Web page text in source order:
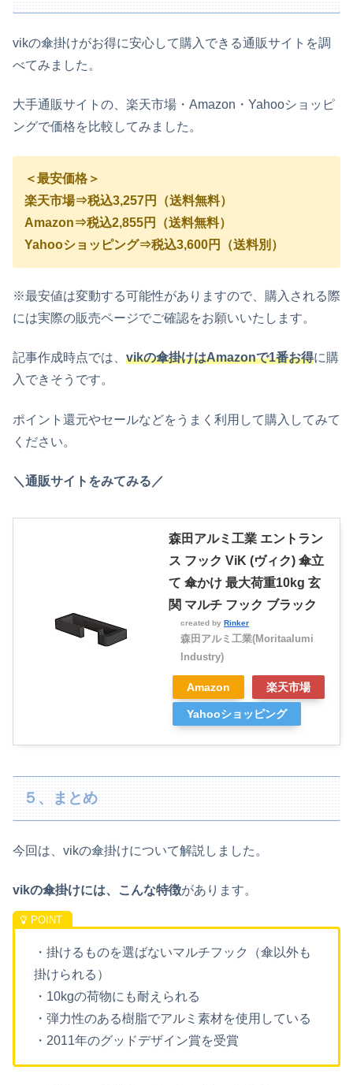
vikの傘掛けがお得に安心して購入できる通販サイトを調
べてみました。
大手通販サイトの、楽天市場・Amazon・Yahooショッピ
ングで価格を比較してみました。
＜最安価格＞
楽天市場⇒税込3,257円（送料無料）
Amazon⇒税込2,855円（送料無料）
Yahooショッピング⇒税込3,600円（送料別）
※最安値は変動する可能性がありますので、購入される際
には実際の販売ページでご確認をお願いいたします。
記事作成時点では、 vikの傘掛けはAmazonで1番お得に購
入できそうです。
ポイント還元やセールなどをうまく利用して購入してみて
ください。
＼通販サイトをみてみる／
森田アルミ工業 エントラン
ス フック ViK (ヴィク) 傘立
て 傘かけ 最大荷重10kg 玄
関 マルチ フック ブラック
created by Rinker
森田アルミ工業(Moritaalumi
Industry)
Amazon 楽天市場
Yahooショッピング
５、まとめ
今回は、vikの傘掛けについて解説しました。
vikの傘掛けには、こんな特徴があります。
・掛けるものを選ばないマルチフック（傘以外も
掛けられる）
・10kgの荷物にも耐えられる
・弾力性のある樹脂でアルミ素材を使用している
・2011年のグッドデザイン賞を受賞